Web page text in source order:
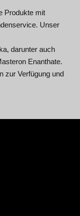
Produkte mit
Unser
darunter auch
Enanthate.
zur Verfügung und